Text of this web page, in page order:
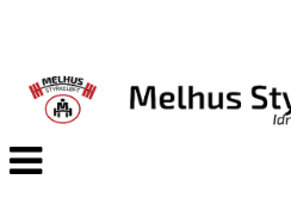
Veksle
navigasjon